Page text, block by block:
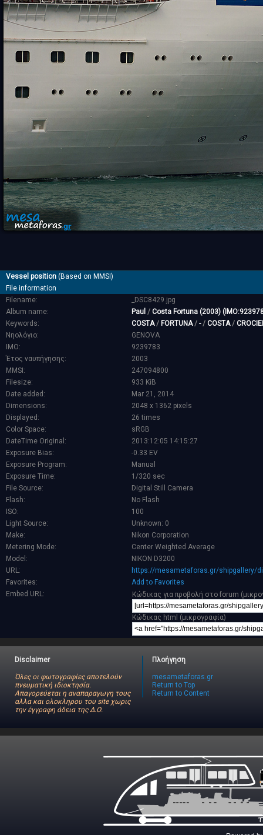
Vessel position (Based on MMSI)
File information
Filename:
_DSC8429.jpg
Album name:
Paul / Costa Fortuna (2003)
Keywords:
COSTA/ FORTUNA/ -/ COSTA/
Νηολόγιο:
GENOVA
IMO:
9239783
Έτος ναυπήγησης:
2003
MMSI:
247094800
Filesize:
933 KiB
Date added:
Mar 21, 2014
Dimensions:
2048 x 1362 pixels
Displayed:
26 times
Color Space:
sRGB
DateTime Original:
2013:12:05 14:15:27
Exposure Bias:
-0.33 EV
Exposure Program:
Manual
Exposure Time:
1/320 sec
File Source:
Digital Still Camera
Flash:
No Flash
ISO:
100
Light Source:
Unknown: 0
Make:
Nikon Corporation
Metering Mode:
Center Weighted Average
Model:
NIKON D3200
URL:
https://mesametaforas.gr/shipgallery/
Favorites:
Add to Favorites
Embed URL:
Κώδικας για προβολή στο forum
Κώδικας html (μικρογραφία)
Disclaimer
Όλες οι φωτογραφίες αποτελούν
πνευματική ιδιοκτησία.
Απαγορεύεται η αναπαραγωγη τους
αλλα και ολοκληρου του site χωρις
την έγγραφη άδεια της Δ.Ο.
Πλοήγηση
mesametaforas.gr
Return to Top
Return to Content